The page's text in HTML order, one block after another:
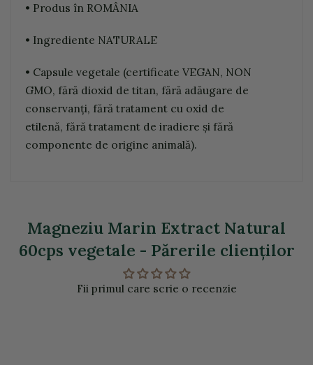
• Produs în ROMÂNIA
• Ingrediente NATURALE
• Capsule vegetale (certificate VEGAN, NON
GMO, fără dioxid de titan, fără adăugare de
conservanți, fără tratament cu oxid de
etilenă, fără tratament de iradiere și fără
componente de origine animală).
Magneziu Marin Extract Natural
60cps vegetale - Părerile clienţilor
Fii primul care scrie o recenzie